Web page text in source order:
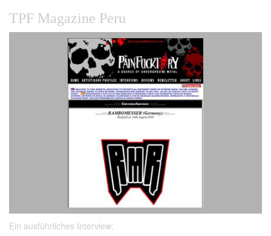
TPF Magazine Peru
Ein ausführliches Interview: